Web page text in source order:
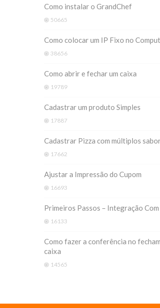
Como instalar o GrandChef
50665
Como colocar um IP Fixo no
38656
Como abrir e fechar um caixa
19789
Cadastrar um produto Simples
17887
Cadastrar Pizza com múltiplos
17662
Ajustar a Impressão do Cupom
16693
Primeiros Passos – Integração
16133
Como fazer a conferência no
caixa
14565